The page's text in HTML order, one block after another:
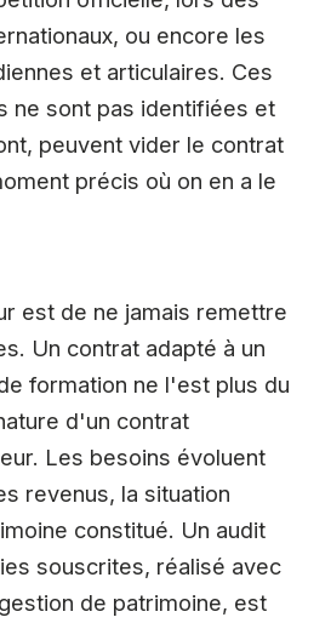
ou encore les
et articulaires. Ces
ne sont pas identifiées et
peuvent vider le contrat
précis où on en a le
est de ne jamais remettre
Un contrat adapté à un
formation ne l'est plus du
d'un contrat
Les besoins évoluent
revenus, la situation
constitué. Un audit
souscrites, réalisé avec
de patrimoine, est